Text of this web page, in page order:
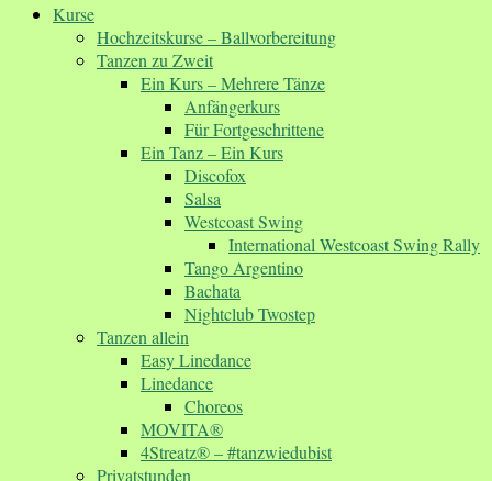
Kurse
Hochzeitskurse – Ballvorbereitung
Tanzen zu Zweit
Ein Kurs – Mehrere Tänze
Anfängerkurs
Für Fortgeschrittene
Ein Tanz – Ein Kurs
Discofox
Salsa
Westcoast Swing
International Westcoast Swing Rally
Tango Argentino
Bachata
Nightclub Twostep
Tanzen allein
Easy Linedance
Linedance
Choreos
MOVITA®
4Streatz® – #tanzwiedubist
Privatstunden